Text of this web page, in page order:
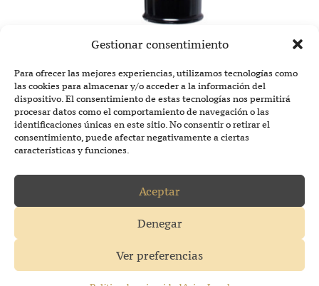
Gestionar consentimiento
Para ofrecer las mejores experiencias, utilizamos tecnologías como
las cookies para almacenar y/o acceder a la información del
dispositivo. El consentimiento de estas tecnologías nos permitirá
procesar datos como el comportamiento de navegación o las
identificaciones únicas en este sitio. No consentir o retirar el
consentimiento, puede afectar negativamente a ciertas
características y funciones.
Aceptar
Denegar
Ver preferencias
Rubicon Seco
enoturismo@bodegasrubicon.com
Política de privacidad